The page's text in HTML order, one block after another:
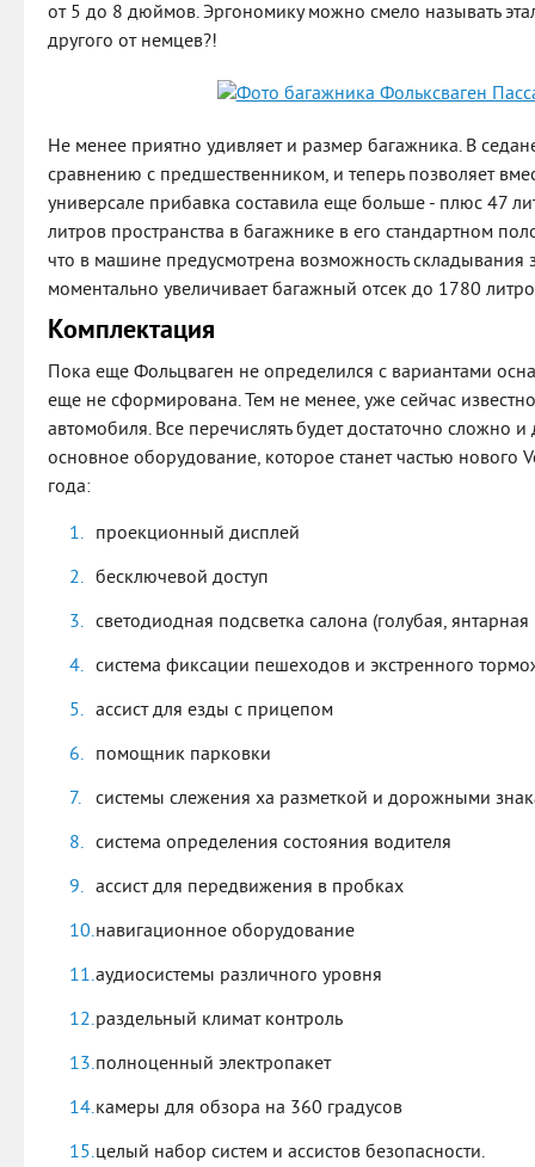
от 5 до 8 дюймов. Эргономику можно смело называть
другого от немцев?!
Не менее приятно удивляет и размер багажника. В
сравнению с предшественником, и теперь позволяет
универсале прибавка составила еще больше - плюс 47
литров пространства в багажнике в его стандартном
что в машине предусмотрена возможность складывания
моментально увеличивает багажный отсек до 1780
Комплектация
Пока еще Фольцваген не определился с вариантами
еще не сформирована. Тем не менее, уже сейчас
автомобиля. Все перечислять будет достаточно сложно и
основное оборудование, которое станет частью
года:
проекционный дисплей
бесключевой доступ
светодиодная подсветка салона (голубая,
система фиксации пешеходов и экстренного
ассист для езды с прицепом
помощник парковки
системы слежения ха разметкой и дорожными
система определения состояния водителя
ассист для передвижения в пробках
навигационное оборудование
аудиосистемы различного уровня
раздельный климат контроль
полноценный электропакет
камеры для обзора на 360 градусов
целый набор систем и ассистов безопасности.